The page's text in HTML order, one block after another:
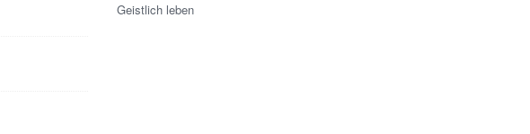
Geistlich leben